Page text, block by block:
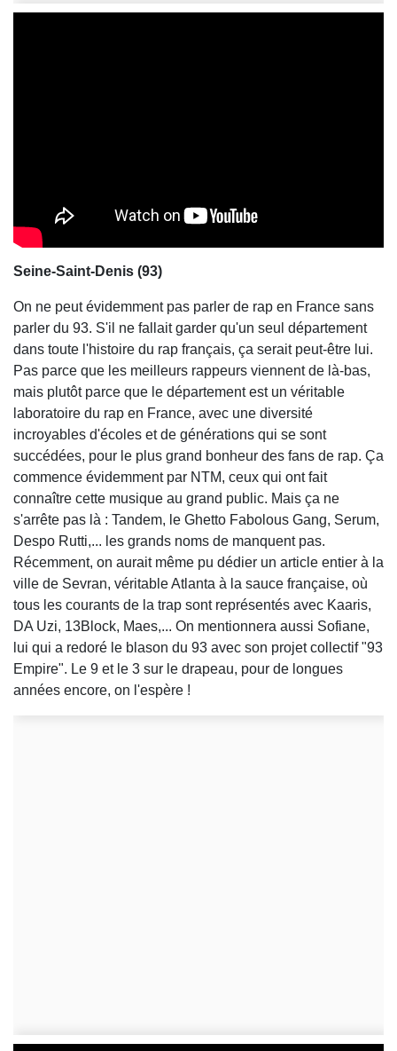
Seine-Saint-Denis (93)
On ne peut évidemment pas parler de rap en France sans
parler du 93. S'il ne fallait garder qu'un seul département
dans toute l'histoire du rap français, ça serait peut-être lui.
Pas parce que les meilleurs rappeurs viennent de là-bas,
mais plutôt parce que le département est un véritable
laboratoire du rap en France, avec une diversité
incroyables d'écoles et de générations qui se sont
succédées, pour le plus grand bonheur des fans de rap. Ça
commence évidemment par NTM, ceux qui ont fait
connaître cette musique au grand public. Mais ça ne
s'arrête pas là : Tandem, le Ghetto Fabolous Gang, Serum,
Despo Rutti,... les grands noms de manquent pas.
Récemment, on aurait même pu dédier un article entier à la
ville de Sevran, véritable Atlanta à la sauce française, où
tous les courants de la trap sont représentés avec Kaaris,
DA Uzi, 13Block, Maes,... On mentionnera aussi Sofiane,
lui qui a redoré le blason du 93 avec son projet collectif "93
Empire". Le 9 et le 3 sur le drapeau, pour de longues
années encore, on l'espère !